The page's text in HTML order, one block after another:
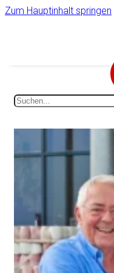
Zum Hauptinhalt springen